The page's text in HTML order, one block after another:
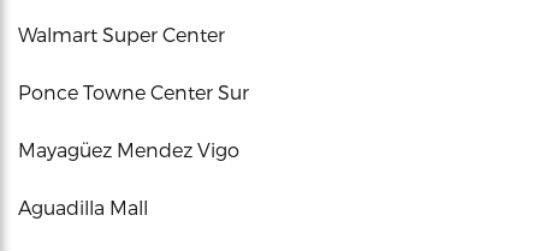
Walmart Super Center
Ponce Towne Center Sur
Mayagüez Mendez Vigo
Aguadilla Mall